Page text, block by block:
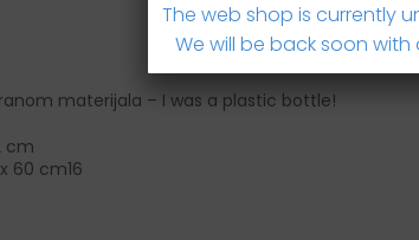
materijala – I was a plastic bottle!
cm
60 cm16
The web shop is currently
We will be back soon